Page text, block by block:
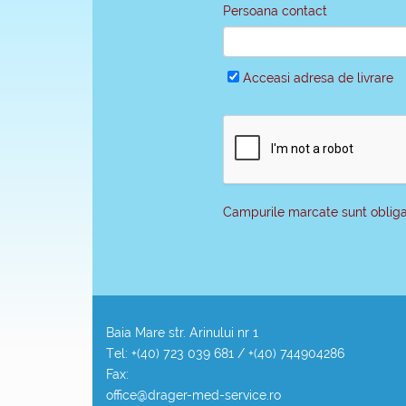
Persoana contact
Acceasi adresa de livrare
Campurile marcate sunt
Baia Mare str. Arinului nr 1
Tel: +(40) 723 039 681 / +(40) 744904286
Fax:
office@drager-med-service.ro